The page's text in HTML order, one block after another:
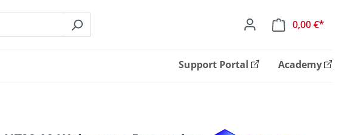
0,00 €*
Support Portal Academy